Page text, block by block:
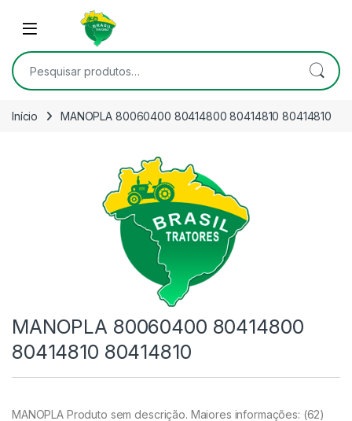
Skip to navigation
Open
Pesquisar por:
Início MANOPLA 80060400 80414800 80414810 80414810
MANOPLA 80060400 80414800
80414810 80414810
MANOPLA Produto sem descrição. Maiores informações: (62)